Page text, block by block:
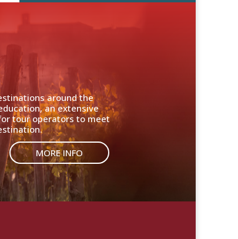
around the
an extensive
tour operators to meet
MORE INFO